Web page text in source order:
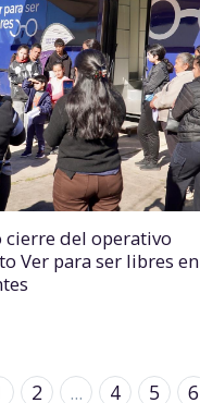
cierre del operativo
Ver para ser libres en
2 ... 4 5 6